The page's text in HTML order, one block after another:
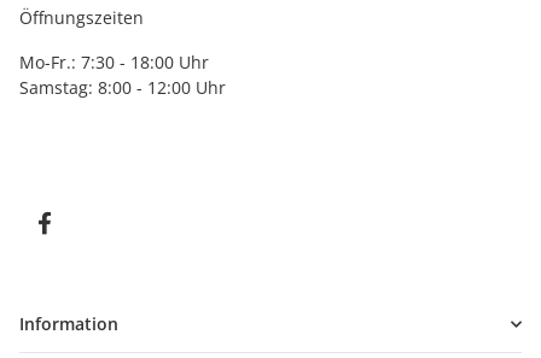
Öffnungszeiten
Mo-Fr.: 7:30 - 18:00 Uhr
Samstag: 8:00 - 12:00 Uhr
Information